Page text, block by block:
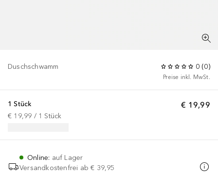
Duschschwamm 0 (0)
Preise inkl. MwSt.
€ 19,99
1 Stück
€ 19,99 / 1 Stück
Online: auf Lager
Versandkostenfrei ab € 39,95